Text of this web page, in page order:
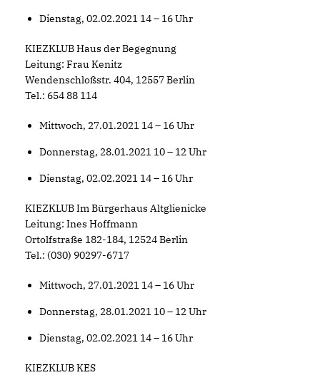
Dienstag, 02.02.2021 14 – 16 Uhr
KIEZKLUB Haus der Begegnung
Leitung: Frau Kenitz
Wendenschloßstr. 404, 12557 Berlin
Tel.: 654 88 114
Mittwoch, 27.01.2021 14 – 16 Uhr
Donnerstag, 28.01.2021 10 – 12 Uhr
Dienstag, 02.02.2021 14 – 16 Uhr
KIEZKLUB Im Bürgerhaus Altglienicke
Leitung: Ines Hoffmann
Ortolfstraße 182-184, 12524 Berlin
Tel.: (030) 90297-6717
Mittwoch, 27.01.2021 14 – 16 Uhr
Donnerstag, 28.01.2021 10 – 12 Uhr
Dienstag, 02.02.2021 14 – 16 Uhr
KIEZKLUB KES